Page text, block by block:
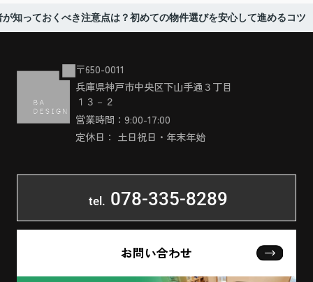
知っておくべき注意点は？初めての物件選びを安心して進めるコツ
〒650-0011
兵庫県神戸市中央区下山手通３丁目
１３－２
営業時間：9:00-17:00
定休日： 土日祝日・年末年始
tel. 078-335-8289
お問い合わせ